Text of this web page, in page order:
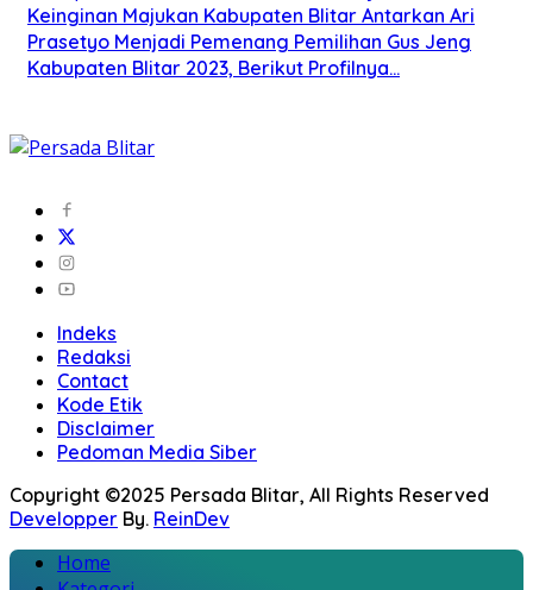
Keinginan Majukan Kabupaten Blitar Antarkan Ari
Prasetyo Menjadi Pemenang Pemilihan Gus Jeng
Kabupaten Blitar 2023, Berikut Profilnya…
Indeks
Redaksi
Contact
Kode Etik
Disclaimer
Pedoman Media Siber
Copyright ©2025 Persada Blitar, All Rights Reserved
Developper By. ReinDev
Home